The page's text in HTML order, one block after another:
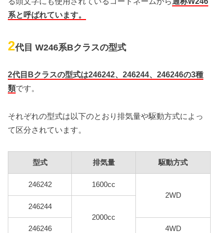
系と呼ばれています。
2代目 W246系Bクラスの型式
2代目Bクラスの型式は246242、246244、246246の3種
類です。
それぞれの型式は以下のとおり排気量や駆動方式によっ
て区分されています。
型式 排気量 駆動方式
246242
1600cc
2WD
246244
2000cc
246246
4WD